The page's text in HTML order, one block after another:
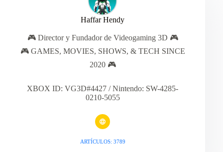
Haffar Hendy
🎮 Director y Fundador de Videogaming 3D 🎮
🎮 GAMES, MOVIES, SHOWS, & TECH SINCE
2020 🎮
XBOX ID: VG3D#4427 / Nintendo: SW-4285-
0210-5055
ARTÍCULOS: 3789